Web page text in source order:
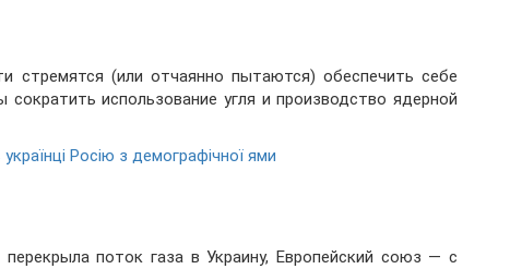
стремятся (или отчаянно пытаются) обеспечить себе
использование угля и производство ядерной
Росію з демографічної ями
поток газа в Украину, Европейский союз — с